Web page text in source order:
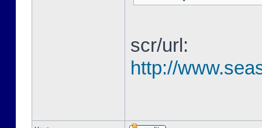
scr/url:
http://